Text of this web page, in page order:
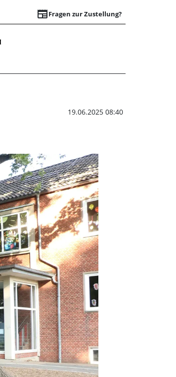
newspaperFragen zur Zustellung?
Großes
19.06.2025 08:40